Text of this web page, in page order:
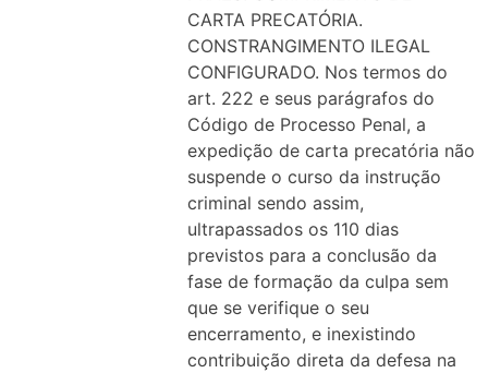
CARTA PRECATÓRIA.
CONSTRANGIMENTO ILEGAL
CONFIGURADO. Nos termos do
art. 222 e seus parágrafos do
Código de Processo Penal, a
expedição de carta precatória não
suspende o curso da instrução
criminal sendo assim,
ultrapassados os 110 dias
previstos para a conclusão da
fase de formação da culpa sem
que se verifique o seu
encerramento, e inexistindo
contribuição direta da defesa na